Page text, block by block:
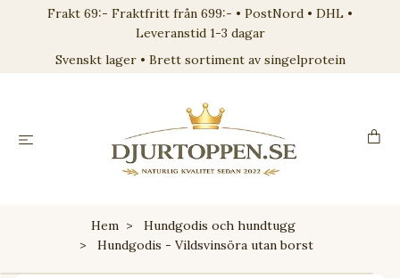
Frakt 69:- Fraktfritt från 699:- • PostNord • DHL •
Leveranstid 1-3 dagar
Svenskt lager • Brett sortiment av singelprotein
Hem
Hundgodis och hundtugg
Hundgodis - Vildsvinsöra utan borst